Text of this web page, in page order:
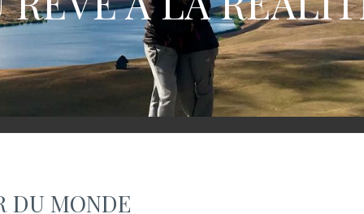
DU MONDE